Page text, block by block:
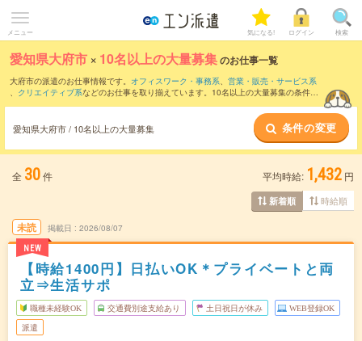
メニュー 気になる! ログイン 検索
愛知県大府市 × 10名以上の大量募集のお仕事一覧
大府市の派遣のお仕事情報です。 オフィスワーク・事務系、 営業・販売・サービス系
、 クリエイティブ系などのお仕事を取り揃えています。10名以上の大量募集の条件の
愛知県大府市 / 10名以上の大量募集 条件の変更
全 30件 平均時給: 1,432 円
新着順 時給順
未読
NEW
掲載日 2026/08/07
【時給1400円】日払いOK＊プライベートと両
立⇒生活サポ
職種未経験OK 交通費別途支給あり 土日祝日が休み WEB登録OK
派遣